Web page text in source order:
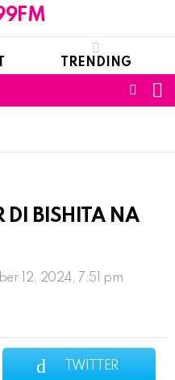
TRENDING
DI BISHITA NA
12, 2024, 7:51 pm
TWITTER